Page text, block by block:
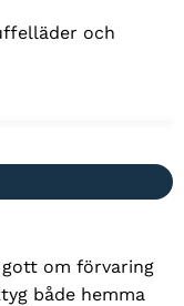
och
om förvaring
både hemma